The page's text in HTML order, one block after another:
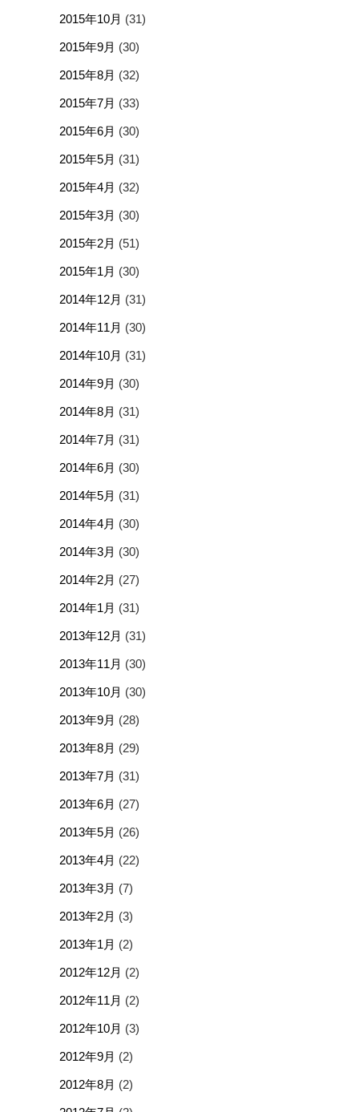
2015年10月 (31)
2015年9月 (30)
2015年8月 (32)
2015年7月 (33)
2015年6月 (30)
2015年5月 (31)
2015年4月 (32)
2015年3月 (30)
2015年2月 (51)
2015年1月 (30)
2014年12月 (31)
2014年11月 (30)
2014年10月 (31)
2014年9月 (30)
2014年8月 (31)
2014年7月 (31)
2014年6月 (30)
2014年5月 (31)
2014年4月 (30)
2014年3月 (30)
2014年2月 (27)
2014年1月 (31)
2013年12月 (31)
2013年11月 (30)
2013年10月 (30)
2013年9月 (28)
2013年8月 (29)
2013年7月 (31)
2013年6月 (27)
2013年5月 (26)
2013年4月 (22)
2013年3月 (7)
2013年2月 (3)
2013年1月 (2)
2012年12月 (2)
2012年11月 (2)
2012年10月 (3)
2012年9月 (2)
2012年8月 (2)